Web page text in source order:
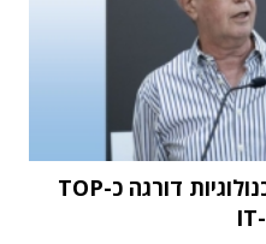
מחקר STKI השנתי: וואן טכנולוגיות דורגה כ-TOP